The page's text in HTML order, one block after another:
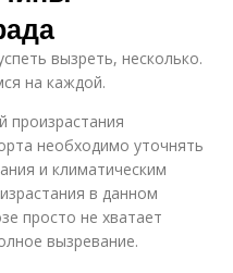
вызреть, несколько.
на каждой.
произрастания
необходимо уточнять
и климатическим
в данном
просто не хватает
вызревание.